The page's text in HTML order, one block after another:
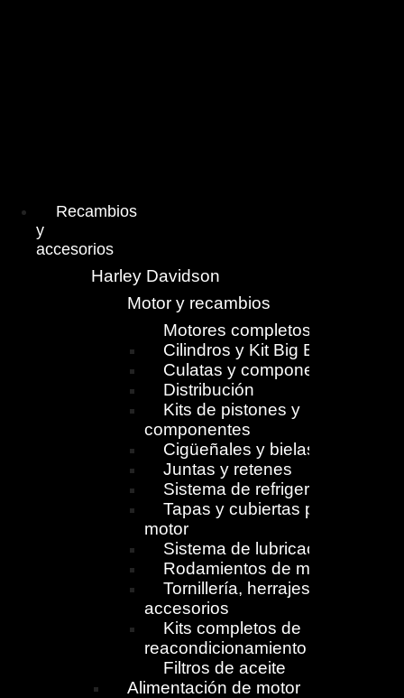
Menú
Recambios
y
accesorios
Harley Davidson
Motor y recambios
Motores completos
Cilindros y Kit Big Bore
Culatas y componentes
Distribución
Kits de pistones y
componentes
Cigüeñales y bielas
Juntas y retenes
Sistema de refrigeración
Tapas y cubiertas para
motor
Sistema de lubricación
Rodamientos de motor
Tornillería, herrajes y
accesorios
Kits completos de
reacondicionamiento
Filtros de aceite
Alimentación de motor